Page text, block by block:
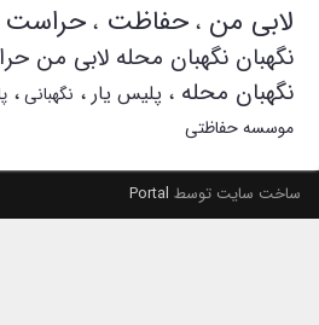
لابی من حفاظت حراست
نگهبان نگهبان محله لابی من
نگهبان محله پلیس یار نگهبانی
موسسه حفاظتی
ساخت سایت توسطPortal